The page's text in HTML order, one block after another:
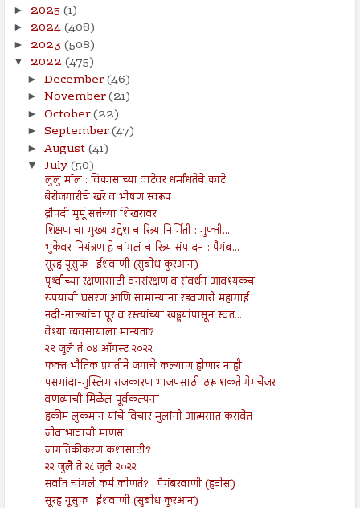
► 2025 (1)
► 2024(408)
► 2023 (508)
▼ 2022 (475)
► December(46)
► November(21)
► October(22)
► September(47)
► August(41)
▼ July(50)
लुलु मॉल : विकासाच्या वाटेवर धर्मांधतेचे काटे
बेरोजगारीचे खरे व भीषण स्वरूप
द्रौपदी मुर्मू सत्तेच्या शिखरावर
शिक्षणाचा मुख्य उद्देश चारित्र्य निर्मिती : मुफ्ती...
भुकेवर नियंत्रण हे चांगलं चारित्र्य संपादन : पैगंब...
सूरह यूसुफ : ईशवाणी (सुबोध कुरआन)
पृथ्वीच्या रक्षणासाठी वनसंरक्षण व संवर्धन आवश्यकच!
रुपयाची घसरण आणि सामान्यांना रडवणारी महागाई
नदी-नाल्यांचा पूर व रस्त्यांच्या खड्डयांपासून स्वत...
वेश्या व्यवसायाला मान्यता?
२९ जुलै ते ०४ ऑगस्ट २०२२
फक्त भौतिक प्रगतीने जगाचे कल्याण होणार नाही
पसमांदा-मुस्लिम राजकारण भाजपसाठी ठरू शकते गेमचेंजर
वणव्याची मिळेल पूर्वकल्पना
हकीम लुकमान यांचे विचार मुलांनी आत्मसात करावेत
जीवाभावाची माणसं
जागतिकीकरण कशासाठी?
२२ जुलै ते २८ जुलै २०२२
सर्वांत चांगले कर्म कोणते? : पैगंबरवाणी (हदीस)
सूरह यूसुफ : ईशवाणी (सुबोध कुरआन)